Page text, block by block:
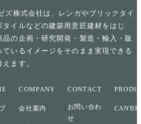
ズ株式会社は、レンガやブリックタイ
イルなどの建築用意匠建材をはじ
の企画・研究開発・製造・輸入・販
いるイメージをそのまま実現できる
ます。
COMPANY
会社案内
CONTACT
お問い合わ
せ